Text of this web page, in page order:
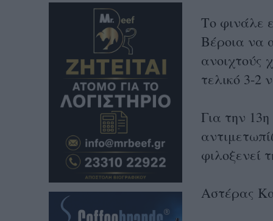
Το φινάλε
Βέροια να
ανοιχτούς
τελικό 3-2
Για την
φιλοξενεί
Αστέρας